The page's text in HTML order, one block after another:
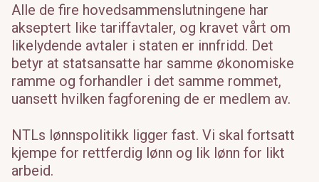
Alle de fire hovedsammenslutningene har
akseptert like tariffavtaler, og kravet vårt om
likelydende avtaler i staten er innfridd. Det
betyr at statsansatte har samme økonomiske
ramme og forhandler i det samme rommet,
uansett hvilken fagforening de er medlem av.
NTLs lønnspolitikk ligger fast. Vi skal fortsatt
kjempe for rettferdig lønn og lik lønn for likt
arbeid.